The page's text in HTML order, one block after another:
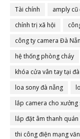
Tài chính
amply cũ
chính trị xã hội
công ty camera Đà
hệ thống phòng cháy
khóa cửa vân tay tại
loa sony đà nẵng
lắp camera cho xưởng
lắp đặt âm thanh
thi công điện mạng